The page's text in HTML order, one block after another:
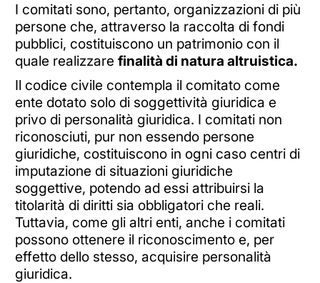
I comitati sono, pertanto, organizzazioni di più
persone che, attraverso la raccolta di fondi
pubblici, costituiscono un patrimonio con il
quale realizzare finalità di natura altruistica.
Il codice civile contempla il comitato come
ente dotato solo di soggettività giuridica e
privo di personalità giuridica. I comitati non
riconosciuti, pur non essendo persone
giuridiche, costituiscono in ogni caso centri di
imputazione di situazioni giuridiche
soggettive, potendo ad essi attribuirsi la
titolarità di diritti sia obbligatori che reali.
Tuttavia, come gli altri enti, anche i comitati
possono ottenere il riconoscimento e, per
effetto dello stesso, acquisire personalità
giuridica.